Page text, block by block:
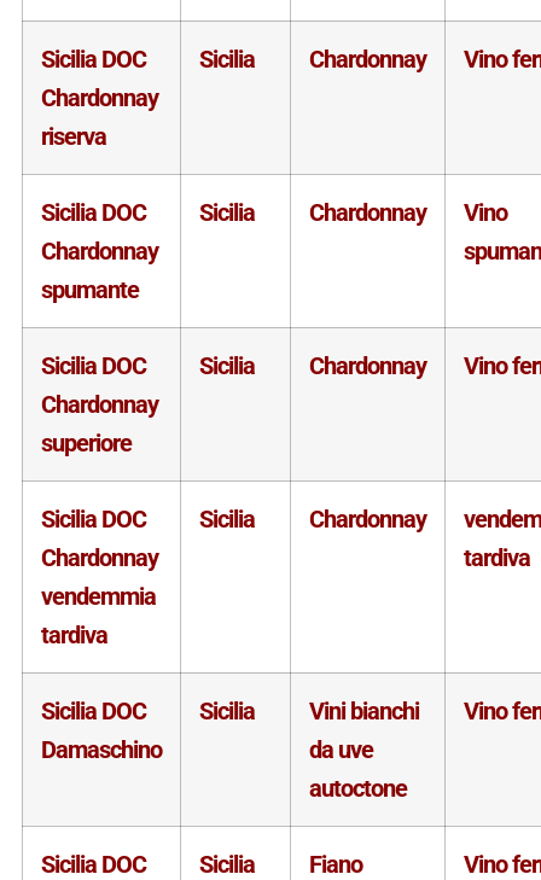
Sicilia DOC
Chardonnay
riserva
Sicilia Chardonnay Vino
Sicilia DOC
Chardonnay
spumante
Sicilia Chardonnay
Vino
Sicilia DOC
Chardonnay
superiore
Sicilia Chardonnay Vino
Sicilia DOC
Chardonnay
vendemmia
tardiva
Sicilia Chardonnay
tardiva
Sicilia DOC
Damaschino
Sicilia
Vini bianchi
da uve
autoctone
Vino
Sicilia DOC
Sicilia Fiano Vino